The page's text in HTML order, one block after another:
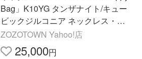
Bag」K10YG タンザナイト/キュー
ビックジルコニア ネックレス・ピ
アス セット レディース
ZOZOTOWN Yahoo!店
25,000円